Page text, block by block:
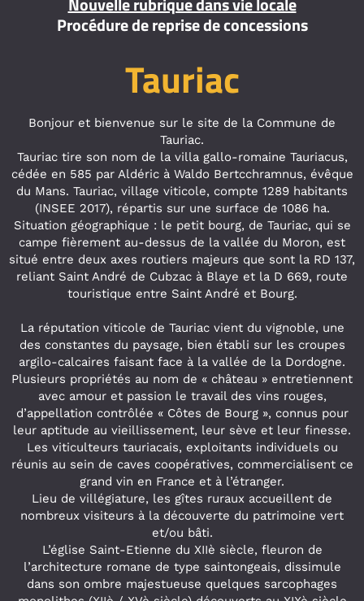
Procédure de reprise de concessions
Tauriac
Bonjour et bienvenue sur le site de la Commune de
Tauriac.
Tauriac tire son nom de la villa gallo-romaine Tauriacus,
cédée en 585 par Aldéric à Waldo Bertcchramnus, évêque
du Mans. Tauriac, village viticole, compte 1289 habitants
(INSEE 2017), répartis sur une surface de 1086 ha.
Situation géographique : le petit bourg, de Tauriac, qui se
campe fièrement au-dessus de la vallée du Moron, est
situé entre deux axes routiers majeurs que sont la RD 137,
reliant Saint André de Cubzac à Blaye et la D 669, route
touristique entre Saint André et Bourg.
La réputation viticole de Tauriac vient du vignoble, une
des constantes du paysage, bien établi sur les croupes
argilo-calcaires faisant face à la vallée de la Dordogne.
Plusieurs propriétés au nom de « château » entretiennent
avec amour et passion le travail des vins rouges,
d’appellation contrôlée « Côtes de Bourg », connus pour
leur aptitude au vieillissement, leur sève et leur finesse.
Les viticulteurs tauriacais, exploitants individuels ou
réunis au sein de caves coopératives, commercialisent ce
grand vin en France et à l’étranger.
Lieu de villégiature, les gîtes ruraux accueillent de
nombreux visiteurs à la découverte du patrimoine vert
et/ou bâti.
L’église Saint-Etienne du XIIè siècle, fleuron de
l’architecture romane de type saintongeais, dissimule
dans son ombre majestueuse quelques sarcophages